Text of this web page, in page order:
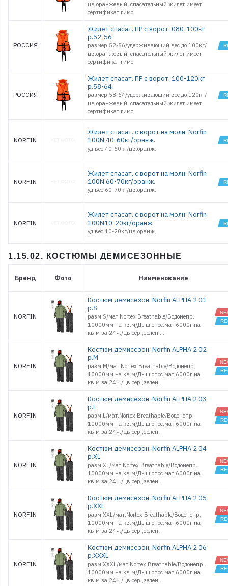
цв.оранжевый. спасательный жилет имеет
сертификат гимс
РОССИЯ
Жилет спасат. ПР с ворот. 080-100кг
р.52-56
размер 52-56/удерживающий вес до 100кг/
цв.оранжевый. спасательный жилет имеет
сертификат гимс
РОССИЯ
Жилет спасат. ПР с ворот. 100-120кг
р.58-64
размер 58-64/удерживающий вес до 120кг/
цв.оранжевый. спасательный жилет имеет
сертификат гимс
NORFIN
Жилет спасат. с ворот.на молн. Norfin
100N 40-60кг/оранж.
уд.вес 40-60кг/цв.оранж.
NORFIN
Жилет спасат. с ворот.на молн. Norfin
100N 60-70кг/оранж.
уд.вес 60-70кг/цв.оранж.
NORFIN
Жилет спасат. с ворот.на молн. Norfin
100N10-20кг/оранж.
уд.вес 10-20кг/цв.оранж.
1.15.02. КОСТЮМЫ ДЕМИСЕЗОННЫЕ
Бренд Фото Наименование
NORFIN
Костюм демисезон. Norfin ALPHA 2 01
р.S
разм.S/мат.Nortex Breathable/Водонепр.
10000мм на кв.м/Дыш.спос.мат.6000г на
кв.м за 24ч./цв.сер.,зелен....
NORFIN
Костюм демисезон. Norfin ALPHA 2 02
р.M
разм.M/мат.Nortex Breathable/Водонепр.
10000мм на кв.м/Дыш.спос.мат.6000г на
кв.м за 24ч./цв.сер.,зелен.
NORFIN
Костюм демисезон. Norfin ALPHA 2 03
р.L
разм.L/мат.Nortex Breathable/Водонепр.
10000мм на кв.м/Дыш.спос.мат.6000г на
кв.м за 24ч./цв.сер.,зелен.
NORFIN
Костюм демисезон. Norfin ALPHA 2 04
р.XL
разм.XL/мат.Nortex Breathable/Водонепр.
10000мм на кв.м/Дыш.спос.мат.6000г на
кв.м за 24ч./цв.сер.,зелен.
NORFIN
Костюм демисезон. Norfin ALPHA 2 05
р.XXL
разм.XXL/мат.Nortex Breathable/Водонепр.
10000мм на кв.м/Дыш.спос.мат.6000г на
кв.м за 24ч./цв.сер.,зелен.
NORFIN
Костюм демисезон. Norfin ALPHA 2 06
р.XXXL
разм.XXXL/мат.Nortex Breathable/Водонепр.
10000мм на кв.м/Дыш.спос.мат.6000г на
кв.м за 24ч./цв.сер.,зелен.